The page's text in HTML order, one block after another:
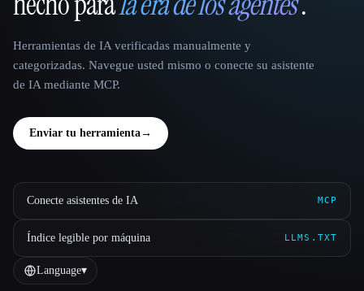
Herramientas de IA verificadas manualmente y
categorizadas. Navegue usted mismo o conecte su asistente
de IA mediante MCP.
Enviar tu herramienta→
Conecte asistentes de IA MCP
Índice legible por máquina LLMS.TXT
Language▾